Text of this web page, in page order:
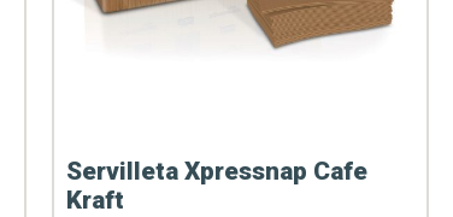
Servilleta Xpressnap Cafe
Kraft